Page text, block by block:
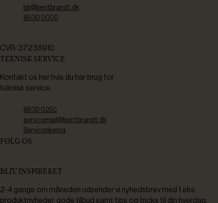
bb@bentbrandt.dk
8930 0000
CVR: 37238910
TEKNISK SERVICE
Kontakt os her hvis du har brug for
teknisk service.
8930 0250
servicemail@bentbrandt.dk
Serviceskema
FØLG OS
BLIV INSPIRERET
2-4 gange om måneden udsender vi nyhedsbrev med f.eks.
produktnyheder, gode tilbud samt tips og tricks til din hverdag.